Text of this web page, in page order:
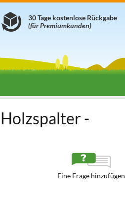
30 Tage kostenlose Rückgabe
(für Premiumkunden)
-
Eine Frage hinzufügen